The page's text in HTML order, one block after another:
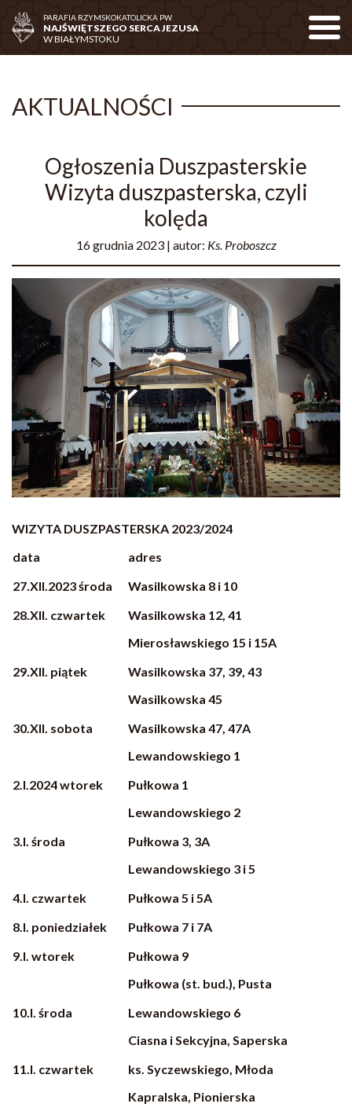
PARAFIA RZYMSKOKATOLICKA PW.
NAJŚWIĘTSZEGO SERCA JEZUSA
W BIAŁYMSTOKU
AKTUALNOŚCI
Ogłoszenia Duszpasterskie
Wizyta duszpasterska, czyli
kolęda
16 grudnia 2023 | autor: Ks. Proboszcz
WIZYTA DUSZPASTERSKA 2023/2024
data
adres
27.XII.2023 środa
Wasilkowska 8 i 10
28.XII. czwartek
Wasilkowska 12, 41
Mierosławskiego 15 i 15A
29.XII. piątek
Wasilkowska 37, 39, 43
Wasilkowska 45
30.XII. sobota
Wasilkowska 47, 47A
Lewandowskiego 1
2.I.2024 wtorek
Pułkowa 1
Lewandowskiego 2
3.I. środa
Pułkowa 3, 3A
Lewandowskiego 3 i 5
4.I. czwartek
Pułkowa 5 i 5A
8.I. poniedziałek
Pułkowa 7 i 7A
9.I. wtorek
Pułkowa 9
Pułkowa (st. bud.), Pusta
10.I. środa
Lewandowskiego 6
Ciasna i Sekcyjna, Saperska
11.I. czwartek
ks. Syczewskiego, Młoda
Kapralska, Pionierska